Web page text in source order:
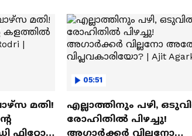
മതി!
ഫിറ്റോ?
05:51
എല്ലാത്തിനും പഴി,
രോഹിതില്‍ പിഴച്ചു!
അഗാര്‍ക്കർ വില്ലനോ